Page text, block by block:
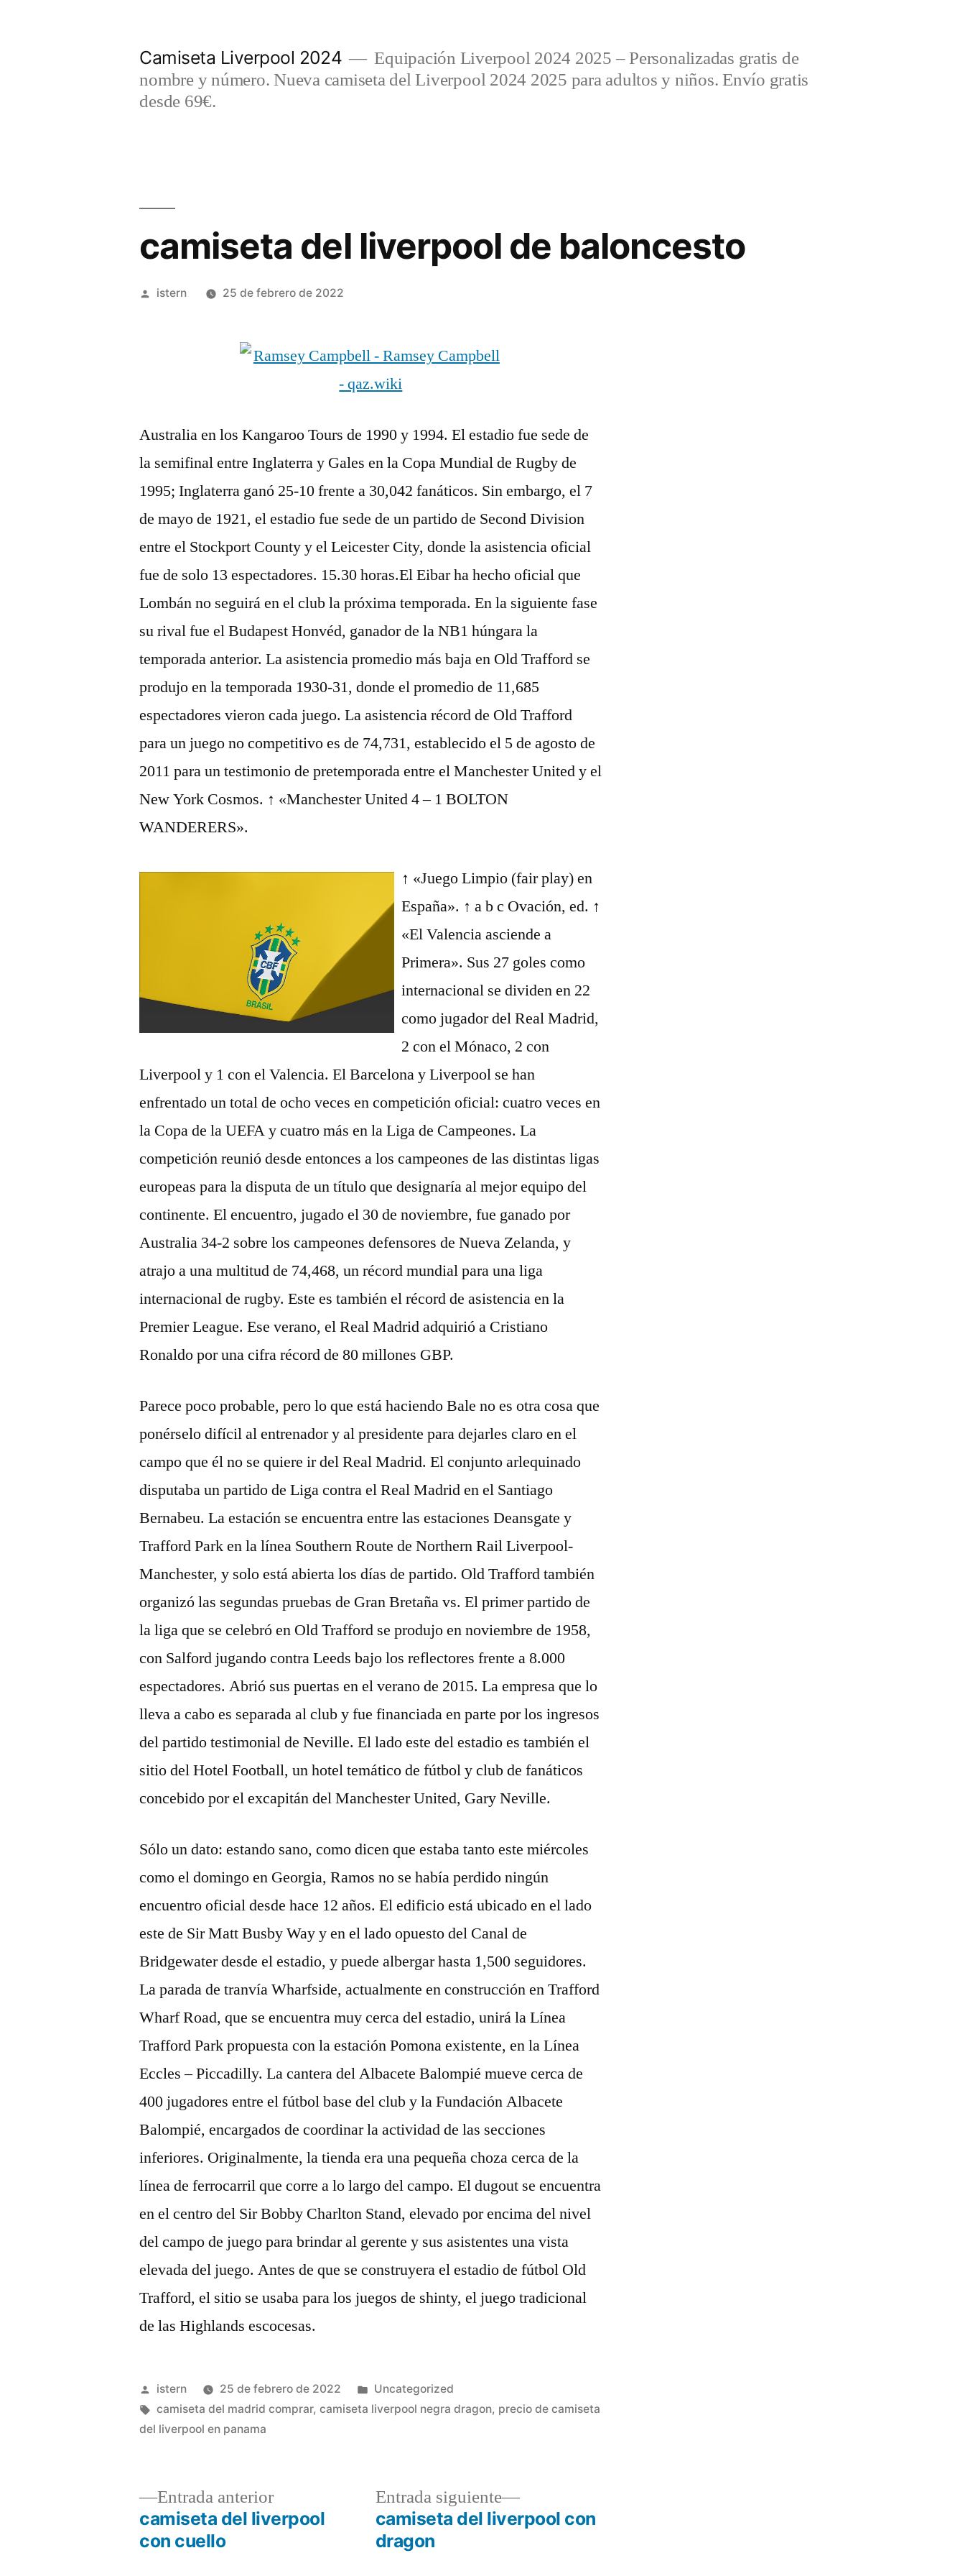
Camiseta Liverpool 2024
Equipación Liverpool 2024 2025 – Personalizadas gratis de
nombre y número. Nueva camiseta del Liverpool 2024 2025 para adultos y niños. Envío gratis
desde 69€.
camiseta del liverpool de baloncesto
Publicado
istern 25 de febrero de 2022
Australia en los Kangaroo Tours de 1990 y 1994. El estadio fue sede de
la semifinal entre Inglaterra y Gales en la Copa Mundial de Rugby de
1995; Inglaterra ganó 25-10 frente a 30,042 fanáticos. Sin embargo, el 7
de mayo de 1921, el estadio fue sede de un partido de Second Division
entre el Stockport County y el Leicester City, donde la asistencia oficial
fue de solo 13 espectadores. 15.30 horas.El Eibar ha hecho oficial que
Lombán no seguirá en el club la próxima temporada. En la siguiente fase
su rival fue el Budapest Honvéd, ganador de la NB1 húngara la
temporada anterior. La asistencia promedio más baja en Old Trafford se
produjo en la temporada 1930-31, donde el promedio de 11,685
espectadores vieron cada juego. La asistencia récord de Old Trafford
para un juego no competitivo es de 74,731, establecido el 5 de agosto de
2011 para un testimonio de pretemporada entre el Manchester United y el
New York Cosmos. ↑ «Manchester United 4 – 1 BOLTON
WANDERERS».
↑ «Juego Limpio (fair play) en
España». ↑ a b c Ovación, ed. ↑
«El Valencia asciende a
Primera». Sus 27 goles como
internacional se dividen en 22
como jugador del Real Madrid,
2 con el Mónaco, 2 con
Liverpool y 1 con el Valencia. El Barcelona y Liverpool se han
enfrentado un total de ocho veces en competición oficial: cuatro veces en
la Copa de la UEFA y cuatro más en la Liga de Campeones. La
competición reunió desde entonces a los campeones de las distintas ligas
europeas para la disputa de un título que designaría al mejor equipo del
continente. El encuentro, jugado el 30 de noviembre, fue ganado por
Australia 34-2 sobre los campeones defensores de Nueva Zelanda, y
atrajo a una multitud de 74,468, un récord mundial para una liga
internacional de rugby. Este es también el récord de asistencia en la
Premier League. Ese verano, el Real Madrid adquirió a Cristiano
Ronaldo por una cifra récord de 80 millones GBP.
Parece poco probable, pero lo que está haciendo Bale no es otra cosa que
ponérselo difícil al entrenador y al presidente para dejarles claro en el
campo que él no se quiere ir del Real Madrid. El conjunto arlequinado
disputaba un partido de Liga contra el Real Madrid en el Santiago
Bernabeu. La estación se encuentra entre las estaciones Deansgate y
Trafford Park en la línea Southern Route de Northern Rail Liverpool-
Manchester, y solo está abierta los días de partido. Old Trafford también
organizó las segundas pruebas de Gran Bretaña vs. El primer partido de
la liga que se celebró en Old Trafford se produjo en noviembre de 1958,
con Salford jugando contra Leeds bajo los reflectores frente a 8.000
espectadores. Abrió sus puertas en el verano de 2015. La empresa que lo
lleva a cabo es separada al club y fue financiada en parte por los ingresos
del partido testimonial de Neville. El lado este del estadio es también el
sitio del Hotel Football, un hotel temático de fútbol y club de fanáticos
concebido por el excapitán del Manchester United, Gary Neville.
Sólo un dato: estando sano, como dicen que estaba tanto este miércoles
como el domingo en Georgia, Ramos no se había perdido ningún
encuentro oficial desde hace 12 años. El edificio está ubicado en el lado
este de Sir Matt Busby Way y en el lado opuesto del Canal de
Bridgewater desde el estadio, y puede albergar hasta 1,500 seguidores.
La parada de tranvía Wharfside, actualmente en construcción en Trafford
Wharf Road, que se encuentra muy cerca del estadio, unirá la Línea
Trafford Park propuesta con la estación Pomona existente, en la Línea
Eccles – Piccadilly. La cantera del Albacete Balompié mueve cerca de
400 jugadores entre el fútbol base del club y la Fundación Albacete
Balompié, encargados de coordinar la actividad de las secciones
inferiores. Originalmente, la tienda era una pequeña choza cerca de la
línea de ferrocarril que corre a lo largo del campo. El dugout se encuentra
en el centro del Sir Bobby Charlton Stand, elevado por encima del nivel
del campo de juego para brindar al gerente y sus asistentes una vista
elevada del juego. Antes de que se construyera el estadio de fútbol Old
Trafford, el sitio se usaba para los juegos de shinty, el juego tradicional
de las Highlands escocesas.
Publicado
por
istern 25 de febrero de 2022
Publicado
en
Uncategorized
Etiquetas:
camiseta del madrid comprar,camiseta liverpool negra dragon, precio de camiseta
del liverpool en panama
Navegación
Entrada anteriorEntrada
anterior:
camiseta del liverpool
con cuello
Entrada siguiente
Entrada
siguiente:
camiseta del liverpool con
dragon